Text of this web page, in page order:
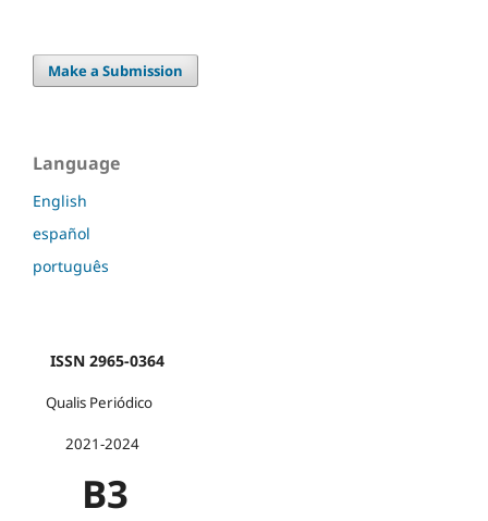
Make a Submission
Language
English
español
português
ISSN 2965-0364
Qualis Periódico
2021-2024
B3